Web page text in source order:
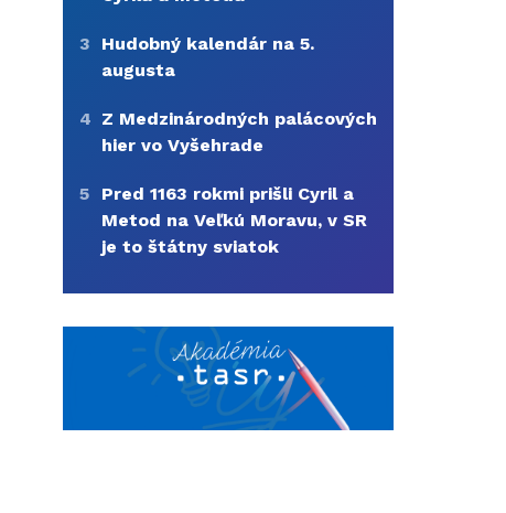
3
Hudobný kalendár na 5.
augusta
4 Z Medzinárodných palácových
hier vo Vyšehrade
5
Pred 1163 rokmi prišli Cyril a
Metod na Veľkú Moravu, v SR
je to štátny sviatok